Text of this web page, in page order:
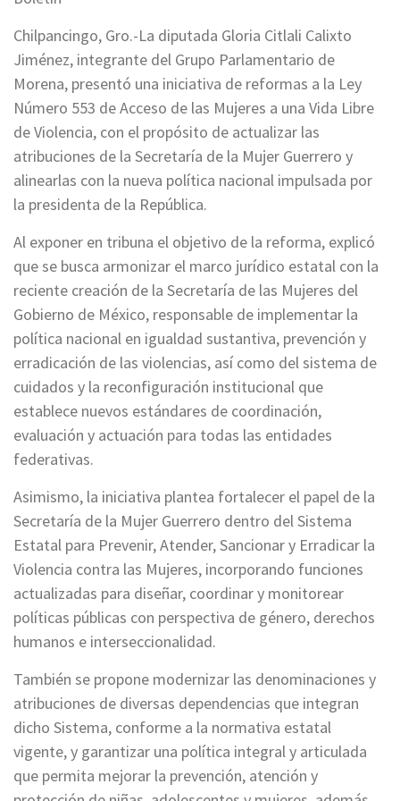
Chilpancingo, Gro.-La diputada Gloria Citlali Calixto
Jiménez, integrante del Grupo Parlamentario de
Morena, presentó una iniciativa de reformas a la Ley
Número 553 de Acceso de las Mujeres a una Vida Libre
de Violencia, con el propósito de actualizar las
atribuciones de la Secretaría de la Mujer Guerrero y
alinearlas con la nueva política nacional impulsada por
la presidenta de la República.
Al exponer en tribuna el objetivo de la reforma, explicó
que se busca armonizar el marco jurídico estatal con la
reciente creación de la Secretaría de las Mujeres del
Gobierno de México, responsable de implementar la
política nacional en igualdad sustantiva, prevención y
erradicación de las violencias, así como del sistema de
cuidados y la reconfiguración institucional que
establece nuevos estándares de coordinación,
evaluación y actuación para todas las entidades
federativas.
Asimismo, la iniciativa plantea fortalecer el papel de la
Secretaría de la Mujer Guerrero dentro del Sistema
Estatal para Prevenir, Atender, Sancionar y Erradicar la
Violencia contra las Mujeres, incorporando funciones
actualizadas para diseñar, coordinar y monitorear
políticas públicas con perspectiva de género, derechos
humanos e interseccionalidad.
También se propone modernizar las denominaciones y
atribuciones de diversas dependencias que integran
dicho Sistema, conforme a la normativa estatal
vigente, y garantizar una política integral y articulada
que permita mejorar la prevención, atención y